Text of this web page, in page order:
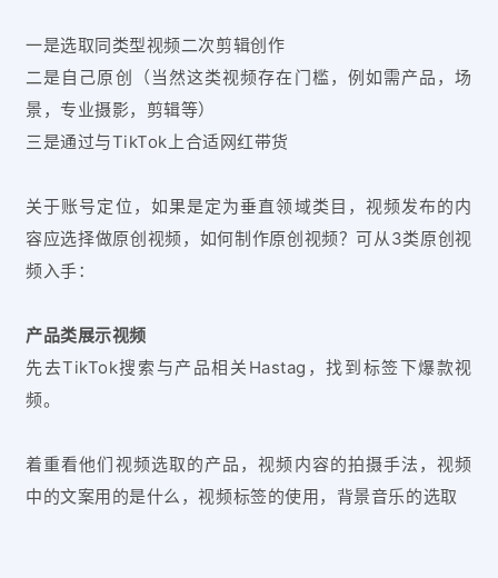
一是选取同类型视频二次剪辑创作
二是自己原创（当然这类视频存在门槛，例如需产品，场
景，专业摄影，剪辑等）
三是通过与TikTok上合适网红带货
关于账号定位，如果是定为垂直领域类目，视频发布的内
容应选择做原创视频，如何制作原创视频？可从3类原创视
频入手：
产品类展示视频
先去TikTok搜索与产品相关Hastag，找到标签下爆款视
频。
着重看他们视频选取的产品，视频内容的拍摄手法，视频
中的文案用的是什么，视频标签的使用，背景音乐的选取